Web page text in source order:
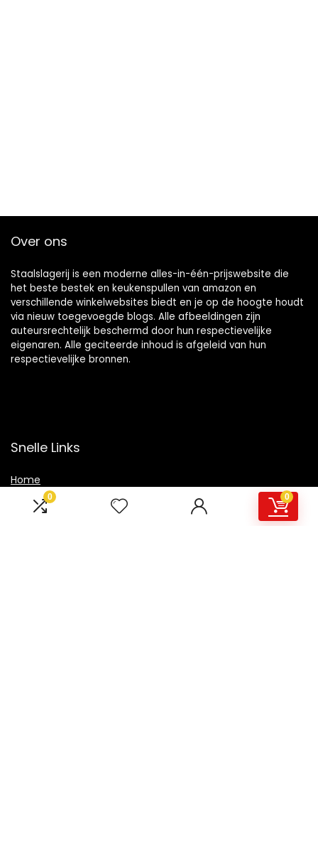
0 0
Over ons
Staalslagerij is een moderne alles-in-één-prijswebsite die
het beste bestek en keukenspullen van amazon en
verschillende winkelwebsites biedt en je op de hoogte houdt
via nieuw toegevoegde blogs. Alle afbeeldingen zijn
auteursrechtelijk beschermd door hun respectievelijke
eigenaren. Alle geciteerde inhoud is afgeleid van hun
respectievelijke bronnen.
Snelle Links
Home
Overzicht